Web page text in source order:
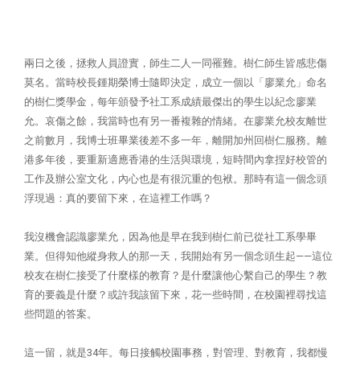
兩日之後，拯救人員證實，師生二人一同罹難。樹仁師生皆感悲傷
莫名。當時校長鍾期榮博士隨即決定，成立一個以「廖業允」命名
的樹仁獎學金，每年頒發予社工系成績最傑出的學生以紀念廖業
允。哀傷之餘，我當時也有另一番複雜的情緒。在廖業允校友離世
之前數月，我博士班畢業後差不多一年，離開加州回樹仁服務。離
港多年後，要重新適應香港的生活與環境，短時間內拿捏好校管的
工作及辦公室文化，內心也是有很沉重的包袱。那時有這一個念頭
浮現過：真的要留下來，在這裡工作嗎？
我沒機會認識廖業允，因為他是早在我到樹仁前已從社工系學畢
業。但得知他縱身救人的那一天，我開始有另一個念頭生起——這位
校友在樹仁接受了什麼樣的教育？是什麼讓他心繫自己的學生？教
育的要義是什麼？或許我該留下來，花一些時間，在校園裡尋找這
些問題的答案。
這一留，就是34年。每日接觸校園事務，對管理、對教育，我都慢